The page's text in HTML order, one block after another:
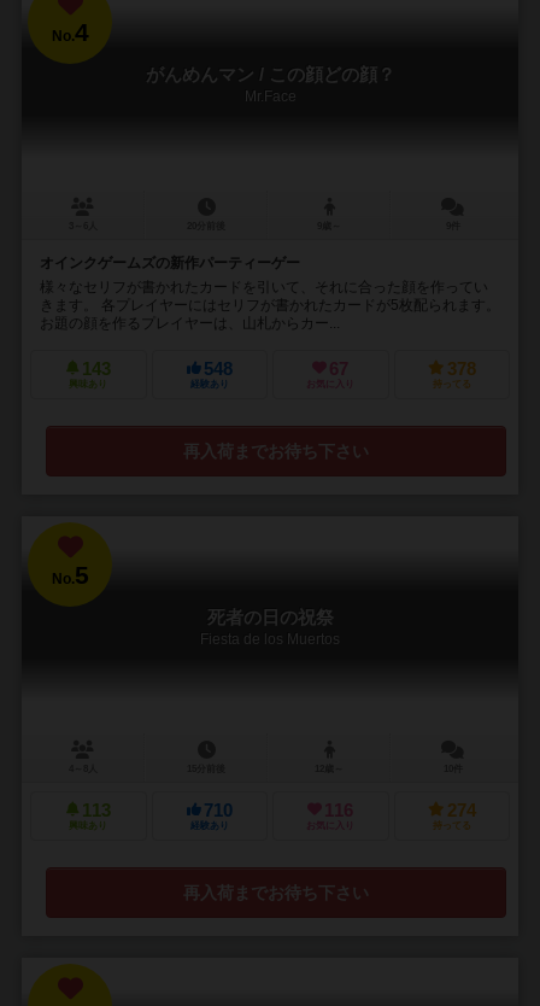
No.4
がんめんマン / この顔どの顔？
Mr.Face
オインクゲームズの新作パーティーゲー
様々なセリフが書かれたカードを引いて、それに合った顔を作ってい
きます。 各プレイヤーにはセリフが書かれたカードが5枚配られます。
お題の顔を作るプレイヤーは、山札からカー...
143
興味あり
548
経験あり
67
お気に入り
378
持ってる
再入荷までお待ち下さい
No.5
死者の日の祝祭
Fiesta de los Muertos
113
興味あり
710
経験あり
116
お気に入り
274
持ってる
再入荷までお待ち下さい